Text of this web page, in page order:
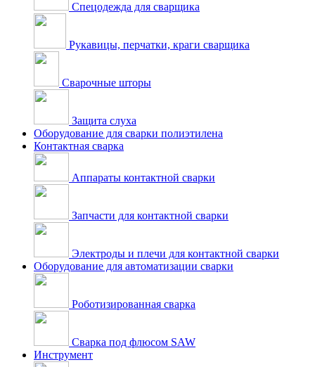
Спецодежда для сварщика
Рукавицы, перчатки, краги сварщика
Сварочные шторы
Защита слуха
Оборудование для сварки полиэтилена
Контактная сварка
Аппараты контактной сварки
Запчасти для контактной сварки
Электроды и плечи для контактной сварки
Оборудование для автоматизации сварки
Роботизированная сварка
Сварка под флюсом SAW
Инструмент